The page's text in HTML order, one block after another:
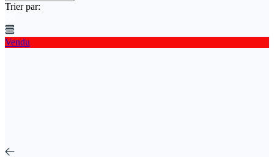
Trier par:
Vendu